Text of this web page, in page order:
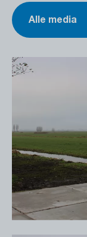
Alle media